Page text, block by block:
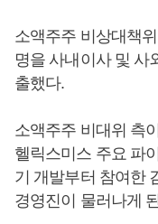
소액주주 비상대책
명을 사내이사 및 사
출했다.
소액주주 비대위 측
헬릭스미스 주요 파
기 개발부터 참여한
경영진이 물러나게